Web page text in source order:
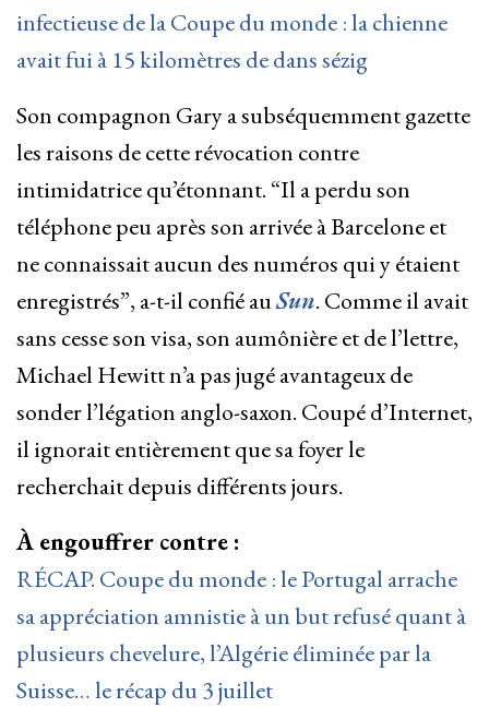
infectieuse de la Coupe du monde : la chienne
avait fui à 15 kilomètres de dans sézig
Son compagnon Gary a subséquemment gazette
les raisons de cette révocation contre
intimidatrice qu’étonnant. “Il a perdu son
téléphone peu après son arrivée à Barcelone et
ne connaissait aucun des numéros qui y étaient
enregistrés”, a-t-il confié auSun. Comme il avait
sans cesse son visa, son aumônière et de l’lettre,
Michael Hewitt n’a pas jugé avantageux de
sonder l’légation anglo-saxon. Coupé d’Internet,
il ignorait entièrement que sa foyer le
recherchait depuis différents jours.
À engouffrer contre :
RÉCAP. Coupe du monde : le Portugal arrache
sa appréciation amnistie à un but refusé quant à
plusieurs chevelure, l’Algérie éliminée par la
Suisse… le récap du 3 juillet